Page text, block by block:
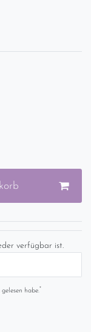
verfügbar ist.
gelesen habe.*